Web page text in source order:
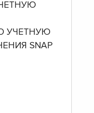
УЧЕТНУЮ
SNAP